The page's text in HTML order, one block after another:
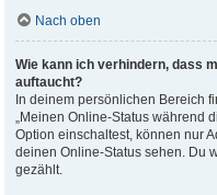
Nach oben
Wie kann ich verhindern, dass
auftaucht?
In deinem persönlichen Bereich
„Meinen Online-Status während
Option einschaltest, können nur
deinen Online-Status sehen. Du
gezählt.